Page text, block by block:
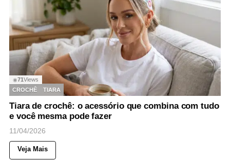
◉71 Views
CROCHÊ
TIARA
Tiara de crochê: o acessório que combina com tudo
e você mesma pode fazer
11/04/2026
Veja Mais